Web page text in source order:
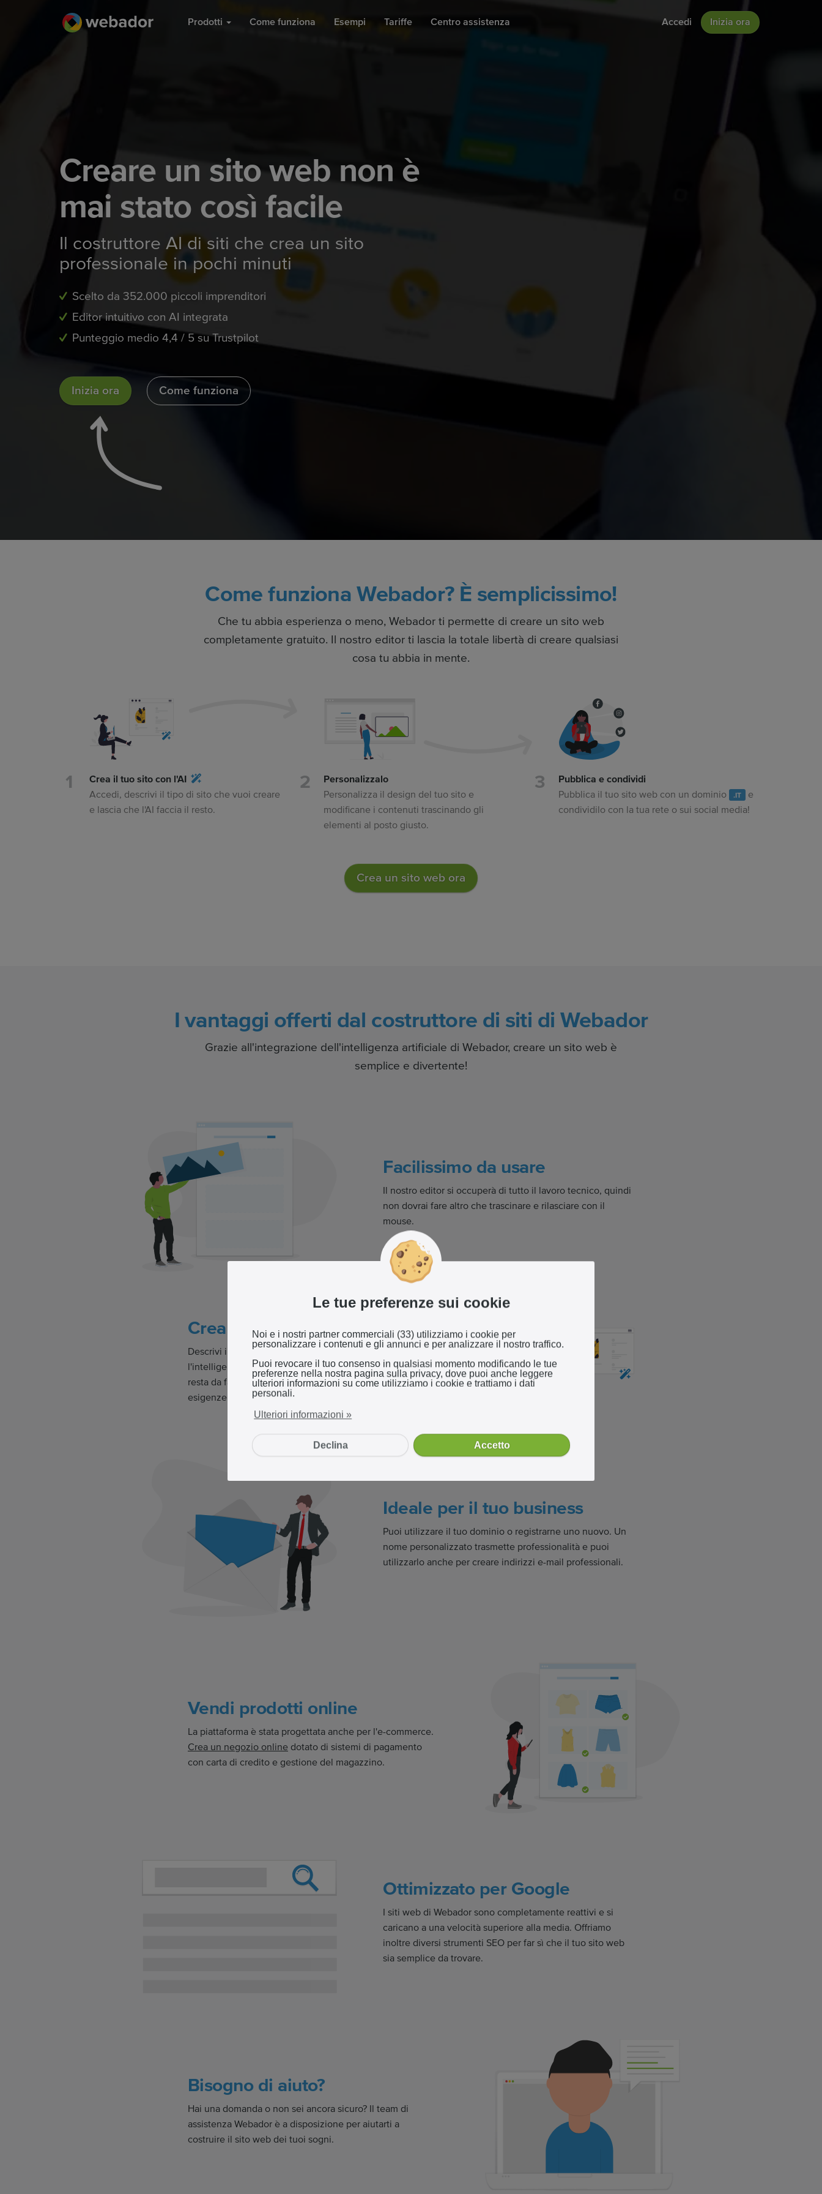
Prodotti Come funziona Esempi Tariffe Centro assistenza Accedi Inizia ora
Creare un sito web non è
mai stato così facile
Il costruttore AI di siti che crea un sito
professionale in pochi minuti
Scelto da 352.000 piccoli imprenditori
Editor intuitivo con AI integrata
Punteggio medio 4,4 / 5 su Trustpilot
Inizia ora Come funziona
Come funziona Webador? È semplicissimo!
Che tu abbia esperienza o meno, Webador ti permette di creare un sito web
completamente gratuito. Il nostro editor ti lascia la totale libertà di creare qualsiasi
cosa tu abbia in mente.
Crea il tuo sito con l'AI
Accedi, descrivi il tipo di sito che vuoi creare
e lascia che l'AI faccia il resto.
Personalizzalo
Personalizza il design del tuo sito e
modificane i contenuti trascinando gli
elementi al posto giusto.
Pubblica e condividi
Pubblica il tuo sito web con un dominio
.IT
e
condividilo con la tua rete o sui social media!
Crea un sito web ora
I vantaggi offerti dal costruttore di siti di Webador
Grazie all'integrazione dell'intelligenza artificiale di Webador, creare un sito web è
semplice e divertente!
Facilissimo da usare
Il nostro editor si occuperà di tutto il lavoro tecnico, quindi
non dovrai fare altro che trascinare e rilasciare con il
mouse.
Crea il tuo sito con l'AI
Descrivi il sito che desideri creare e lascia che
l'intelligenza artificiale faccia il resto. Tutto quello che
resta da fare è personalizzare e modificare in base alle tue
esigenze.
Ideale per il tuo business
Puoi utilizzare il tuo dominio o registrarne uno nuovo. Un
nome personalizzato trasmette professionalità e puoi
utilizzarlo anche per creare indirizzi e-mail professionali.
Vendi prodotti online
La piattaforma è stata progettata anche per l'e-commerce.
Crea un negozio online dotato di sistemi di pagamento
con carta di credito e gestione del magazzino.
Ottimizzato per Google
I siti web di Webador sono completamente reattivi e si
caricano a una velocità superiore alla media. Offriamo
inoltre diversi strumenti SEO per far sì che il tuo sito web
sia semplice da trovare.
Bisogno di aiuto?
Hai una domanda o non sei ancora sicuro? Il team di
assistenza Webador è a disposizione per aiutarti a
costruire il sito web dei tuoi sogni.
Le tue preferenze sui cookie
Noi e i nostri partner commerciali (33) utilizziamo i cookie per
personalizzare i contenuti e gli annunci e per analizzare il nostro traffico.
Puoi revocare il tuo consenso in qualsiasi momento modificando le tue
preferenze nella nostra pagina sulla privacy, dove puoi anche leggere
ulteriori informazioni su come utilizziamo i cookie e trattiamo i dati
personali.
Ulteriori informazioni »
Declina Accetto